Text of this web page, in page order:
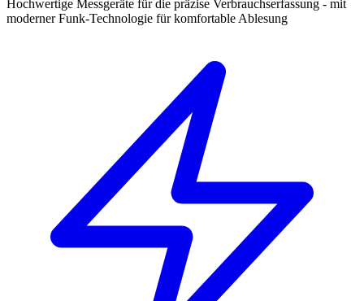
Hochwertige Messgeräte für die präzise Verbrauchserfassung - mit
moderner Funk-Technologie für komfortable Ablesung